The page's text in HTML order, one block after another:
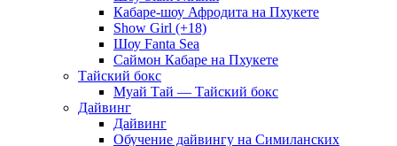
Кабаре-шоу Афродита на Пхукете
Show Girl (+18)
Шоу Fanta Sea
Саймон Кабаре на Пхукете
Тайский бокс
Муай Тай — Тайский бокс
Дайвинг
Дайвинг
Обучение дайвингу на Симиланских